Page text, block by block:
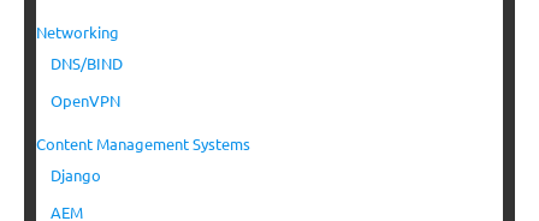
Networking
DNS/BIND
OpenVPN
Content Management Systems
Django
AEM